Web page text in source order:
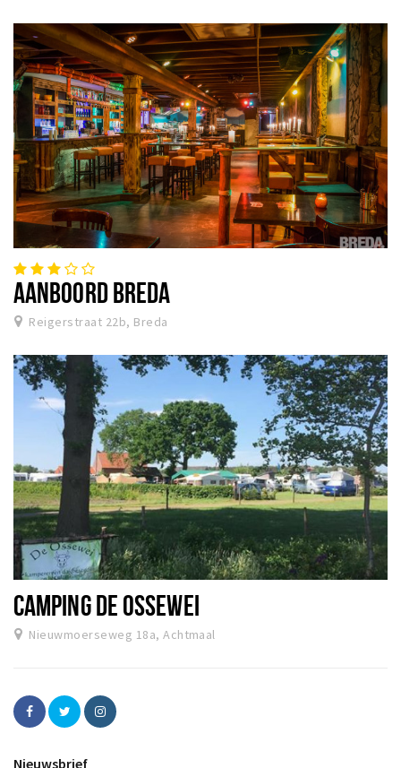
AANBOORD BREDA
Reigerstraat 22b, Breda
CAMPING DE OSSEWEI
Nieuwmoerseweg 18a, Achtmaal
Nieuwsbrief